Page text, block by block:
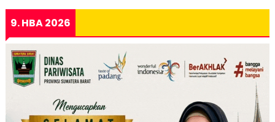
9. HBA 2026